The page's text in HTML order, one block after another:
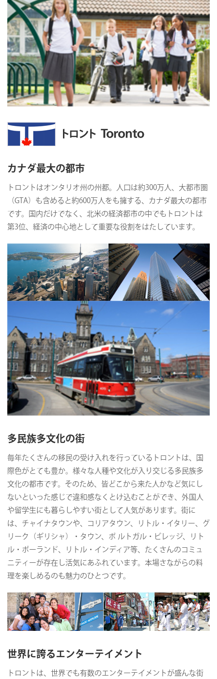
カナダ最大の都市
トロントはオンタリオ州の州都。人口は約300万人、大都市圏
（GTA）も含めると約600万人をも擁する、カナダ最大の都市
です。国内だけでなく、北米の経済都市の中でもトロントは
第3位、経済の中心地として重要な役割をはたしています。
多民族多文化の街
毎年たくさんの移民の受け入れを行っているトロントは、国
際色がとても豊か。様々な人種や文化が入り交じる多民族多
文化の都市です。そのため、皆どこから来た人かなど気にし
ないといった感じで違和感なくとけ込むことができ、外国人
や留学生にも暮らしやすい街として人気があります。街に
は、チャイナタウンや、コリアタウン、リトル・イタリー、グ
リーク（ギリシャ）・タウン、ポ ルトガル・ビレッジ、リト
ル・ポーランド、リトル・インディア等、たくさんのコミュ
ニティーが存在し活気にあふれています。本場さながらの料
理を楽しめるのも魅力のひとつです。
世界に誇るエンターテイメント
トロントは、世界でも有数のエンターテイメントが盛んな街